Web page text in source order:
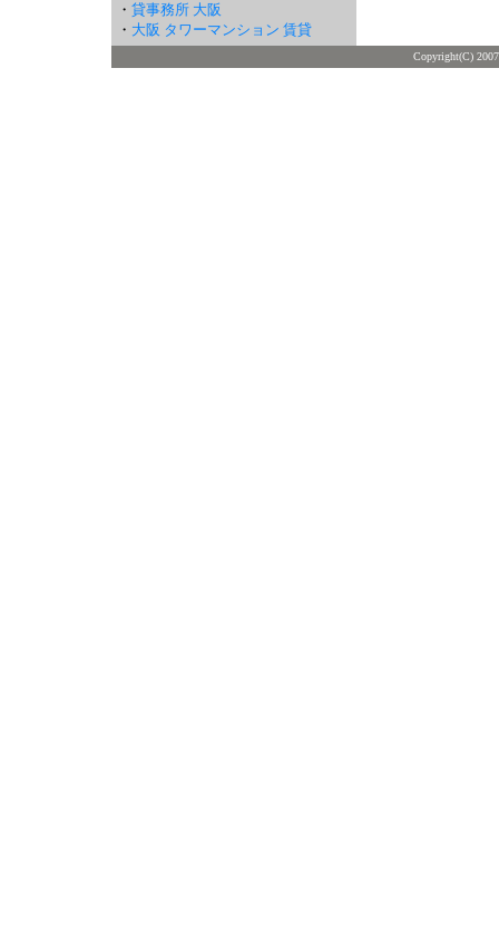
・ 貸事務所 大阪
・ 大阪 タワーマンション 賃貸
Copyright(C)